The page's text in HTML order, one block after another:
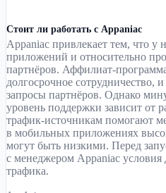
Стоит ли работать с Appaniac
Appaniac привлекает тем, что у
приложений и относительно
партнёров. Аффилиат-
долгосрочное сотрудничество,
запросы партнёров. Однако
уровень поддержки зависит от
трафик-источникам помогают
в мобильных приложениях
могут быть низкими. Перед
с менеджером Appaniac условия
трафика.